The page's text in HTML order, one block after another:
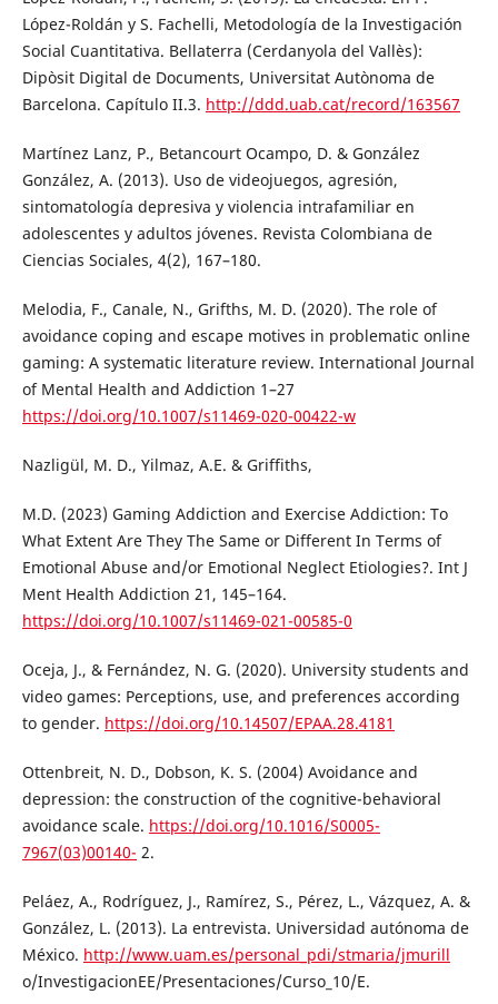
López-Roldán y S. Fachelli, Metodología de la Investigación
Social Cuantitativa. Bellaterra (Cerdanyola del Vallès):
Dipòsit Digital de Documents, Universitat Autònoma de
Barcelona. Capítulo II.3. http://ddd.uab.cat/record/163567
Martínez Lanz, P., Betancourt Ocampo, D. & González
González, A. (2013). Uso de videojuegos, agresión,
sintomatología depresiva y violencia intrafamiliar en
adolescentes y adultos jóvenes. Revista Colombiana de
Ciencias Sociales, 4(2), 167–180.
Melodia, F., Canale, N., Grifths, M. D. (2020). The role of
avoidance coping and escape motives in problematic online
gaming: A systematic literature review. International Journal
of Mental Health and Addiction 1–27
https://doi.org/10.1007/s11469-020-00422-w
Nazligül, M. D., Yilmaz, A.E. & Griffiths,
M.D. (2023) Gaming Addiction and Exercise Addiction: To
What Extent Are They The Same or Different In Terms of
Emotional Abuse and/or Emotional Neglect Etiologies?. Int J
Ment Health Addiction 21, 145–164.
https://doi.org/10.1007/s11469-021-00585-0
Oceja, J., & Fernández, N. G. (2020). University students and
video games: Perceptions, use, and preferences according
to gender. https://doi.org/10.14507/EPAA.28.4181
Ottenbreit, N. D., Dobson, K. S. (2004) Avoidance and
depression: the construction of the cognitive-behavioral
avoidance scale. https://doi.org/10.1016/S0005-
7967(03)00140- 2.
Peláez, A., Rodríguez, J., Ramírez, S., Pérez, L., Vázquez, A. &
González, L. (2013). La entrevista. Universidad autónoma de
México. http://www.uam.es/personal_pdi/stmaria/jmurill
o/InvestigacionEE/Presentaciones/Curso_10/E.